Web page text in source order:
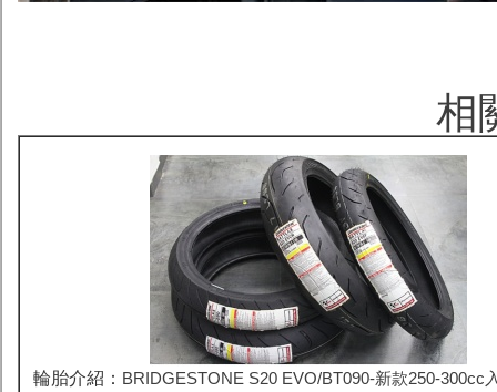
相
輪胎介紹： BRIDGESTONE S20 EVO/BT090-新款250-300cc